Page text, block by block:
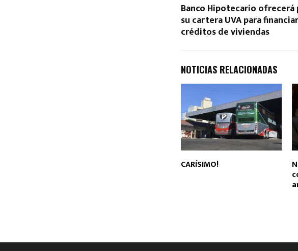
Banco Hipotecario
su cartera UVA para
créditos de viviendas
NOTICIAS RELACIONADAS
CARÍSIMO!